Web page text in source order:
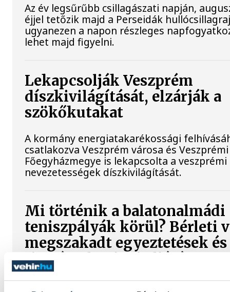
Az év legsűrűbb csillagászati napján,
éjjel tetőzik majd a Perseidák
ugyanezen a napon részleges
lehet majd figyelni.
Lekapcsolják Veszprém
díszkivilágítását, elzárják a
szökőkutakat
A kormány energiatakarékossági
csatlakozva Veszprém városa és Veszprémi
Főegyházmegye is lekapcsolta a
nevezetességek díszkivilágítását.
Mi történik a balatonalmádi
teniszpályák körül? Bérleti
megszakadt egyeztetések
tisztázatlan jogi eljárás
Évtizedes hagyomány, hat salakos pálya,